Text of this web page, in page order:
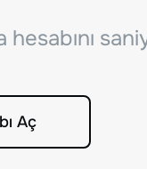
hesabını
Aç